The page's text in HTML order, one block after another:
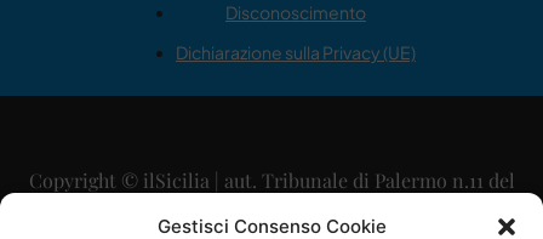
Gestisci Consenso Cookie
Disconoscimento
Dichiarazione sulla Privacy (UE)
Copyright © ilSicilia | aut. Tribunale di Palermo n.11 del
29/09/2015